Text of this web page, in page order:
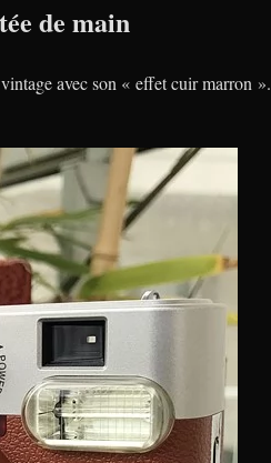
de main
avec son « effet cuir marron ».